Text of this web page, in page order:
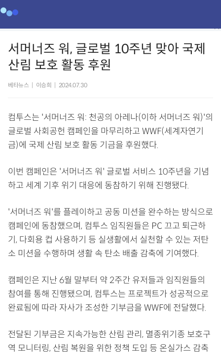
서머너즈 워, 글로벌 10주년 맞아 국제
산림 보호 활동 후원
베타뉴스 이승희 2024.07.30
컴투스는 '서머너즈 워: 천공의 아레나(이하 서머너즈 워)'의
글로벌 사회공헌 캠페인을 마무리하고 WWF(세계자연기
금)에 국제 산림 보호 활동 기금을 후원했다.
이번 캠페인은 '서머너즈 워' 글로벌 서비스 10주년을 기념
하고 세계 기후 위기 대응에 동참하기 위해 진행됐다.
'서머너즈 워'를 플레이하고 공동 미션을 완수하는 방식으로
캠페인에 동참했으며, 컴투스 임직원들은 PC 끄고 퇴근하
기, 다회용 컵 사용하기 등 실생활에서 실천할 수 있는 저탄
소 미션을 수행하며 생활 속 탄소 배출 감축에 기여했다.
캠페인은 지난 6월 말부터 약 2주간 유저들과 임직원들의
참여를 통해 진행됐으며, 컴투스는 프로젝트가 성공적으로
완료됨에 따라 자사가 조성한 기부금을 WWF에 전달했다.
전달된 기부금은 지속가능한 산림 관리, 멸종위기종 보호구
역 모니터링, 산림 복원을 위한 정책 도입 등 온실가스 감축